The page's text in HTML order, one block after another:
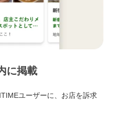
に掲載
ユーザーに、お店を訴求